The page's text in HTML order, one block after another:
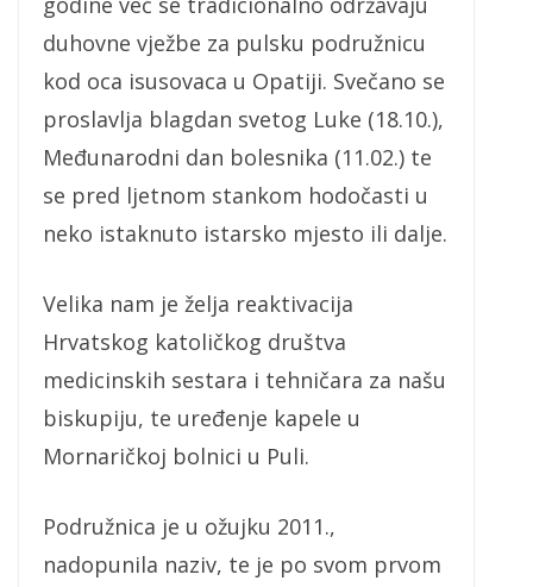
duhovne vježbe za pulsku podružnicu
kod oca isusovaca u Opatiji. Svečano se
proslavlja blagdan svetog Luke (18.10.),
Međunarodni dan bolesnika (11.02.) te
se pred ljetnom stankom hodočasti u
neko istaknuto istarsko mjesto ili dalje.
Velika nam je želja reaktivacija
Hrvatskog katoličkog društva
medicinskih sestara i tehničara za našu
biskupiju, te uređenje kapele u
Mornaričkoj bolnici u Puli.
Podružnica je u ožujku 2011.,
nadopunila naziv, te je po svom prvom